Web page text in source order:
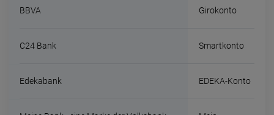
BBVA Girokonto
C24 Bank Smartkonto
Edekabank EDEKA-Konto